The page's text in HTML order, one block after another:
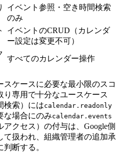
イベント参照・空き時間検索
のみ
イベントのCRUD（カレンダ
ー設定は変更不可）
すべてのカレンダー操作
ケースに必要な最小限のスコ
専用で十分なユースケース
検索）にはcalendar.readonly
な場合にのみcalendar.events
アクセス）の付与は、Google側
て扱われ、組織管理者の追加承
断する。